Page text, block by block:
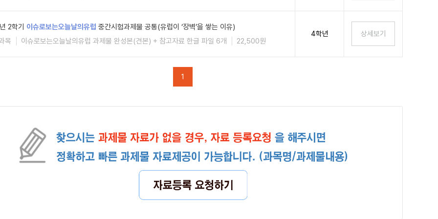
2학기 이슈로보는오늘날의유럽 중간시험과제물 공통(유럽이 ‘장벽’을 쌓는 이유)
목
이슈로보는오늘날의유럽 과제물 완성본(견본) + 참고자료 한글 파일 6개 22,500원
4학년